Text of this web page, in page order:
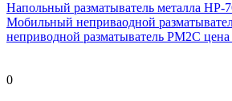
Напольный разматыватель металла HP-
Мобильный непривaодной
неприводной разматыватель РМ2С цена
0